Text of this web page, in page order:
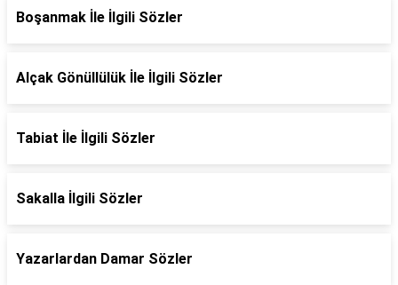
Boşanmak İle İlgili Sözler
Alçak Gönüllülük İle İlgili Sözler
Tabiat İle İlgili Sözler
Sakalla İlgili Sözler
Yazarlardan Damar Sözler